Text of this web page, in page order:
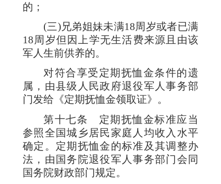
的；
(三) 兄弟姐妹未满18周岁或者已满
18周岁但因上学无生活费来源且由该
军人生前供养的。
对符合享受定期抚恤金条件的遗
属，由县级人民政府退役军人事务部
门发给《定期抚恤金领取证》。
第十七条 定期抚恤金标准应当
参照全国城乡居民家庭人均收入水平
确定。定期抚恤金的标准及其调整办
法，由国务院退役军人事务部门会同
国务院财政部门规定。